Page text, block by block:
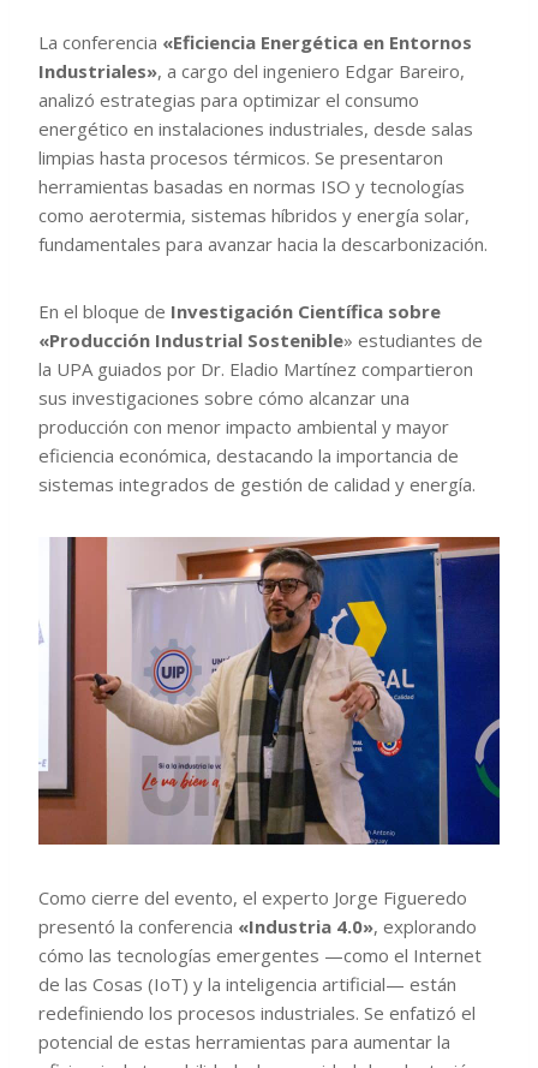
La conferencia «Eficiencia Energética en Entornos
Industriales», a cargo del ingeniero Edgar Bareiro,
analizó estrategias para optimizar el consumo
energético en instalaciones industriales, desde salas
limpias hasta procesos térmicos. Se presentaron
herramientas basadas en normas ISO y tecnologías
como aerotermia, sistemas híbridos y energía solar,
fundamentales para avanzar hacia la descarbonización.
En el bloque de Investigación Científica sobre
«Producción Industrial Sostenible» estudiantes de
la UPA guiados por Dr. Eladio Martínez compartieron
sus investigaciones sobre cómo alcanzar una
producción con menor impacto ambiental y mayor
eficiencia económica, destacando la importancia de
sistemas integrados de gestión de calidad y energía.
Como cierre del evento, el experto Jorge Figueredo
presentó la conferencia «Industria 4.0», explorando
cómo las tecnologías emergentes —como el Internet
de las Cosas (IoT) y la inteligencia artificial— están
redefiniendo los procesos industriales. Se enfatizó el
potencial de estas herramientas para aumentar la